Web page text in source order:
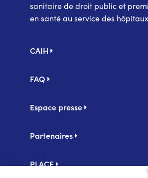
sanitaire de droit public et
en santé au service des
de
CAIH
FAQ
Espace presse
Partenaires
PLACE